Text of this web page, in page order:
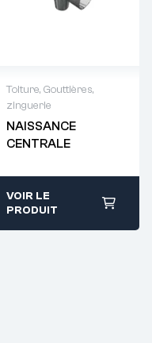
Toiture, Gouttières,
zinguerie
NAISSANCE
CENTRALE
devis : 01 64 88
93 38
VOIR LE
PRODUIT